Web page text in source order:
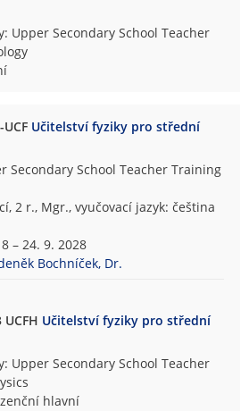
Upper Secondary School Teacher
Učitelství fyziky pro střední
Secondary School Teacher Training
2 r., Mgr., vyučovací jazyk: čeština
– 24. 9. 2028
Bochníček, Dr.
UCFH Učitelství fyziky pro střední
Upper Secondary School Teacher
hlavní